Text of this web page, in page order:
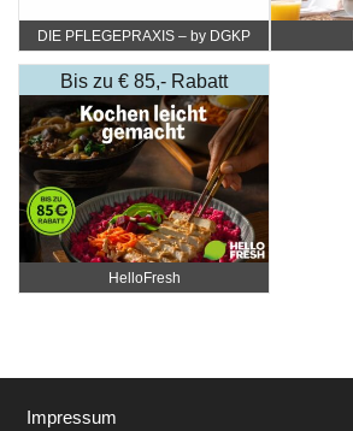
DIE PFLEGEPRAXIS – by DGKP
Bis zu € 85,- Rabatt
HelloFresh
Impressum